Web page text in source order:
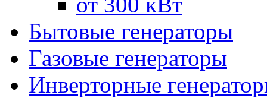
Бытовые генераторы
Газовые генераторы
Инверторные